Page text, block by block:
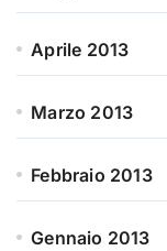
Aprile 2013
Marzo 2013
Febbraio 2013
Gennaio 2013